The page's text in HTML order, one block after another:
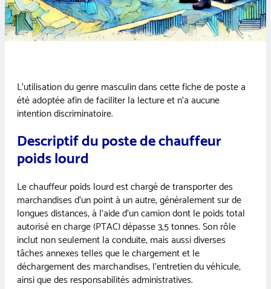
L’utilisation du genre masculin dans cette fiche de poste a
été adoptée afin de faciliter la lecture et n’a aucune
intention discriminatoire.
Descriptif du poste de chauffeur
poids lourd
Le chauffeur poids lourd est chargé de transporter des
marchandises d’un point à un autre, généralement sur de
longues distances, à l’aide d’un camion dont le poids total
autorisé en charge (PTAC) dépasse 3,5 tonnes. Son rôle
inclut non seulement la conduite, mais aussi diverses
tâches annexes telles que le chargement et le
déchargement des marchandises, l’entretien du véhicule,
ainsi que des responsabilités administratives.